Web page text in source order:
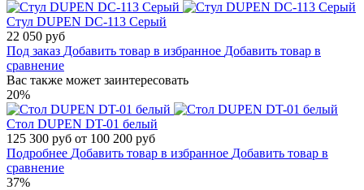
Стул DUPEN DC-113 Серый
22 050 руб
Под заказ Добавить товар в избранное Добавить товар в
сравнение
Вас также может заинтересовать
20%
Стол DUPEN DT-01 белый
125 300 руб от 100 200 руб
Подробнее Добавить товар в избранное Добавить товар в
сравнение
37%